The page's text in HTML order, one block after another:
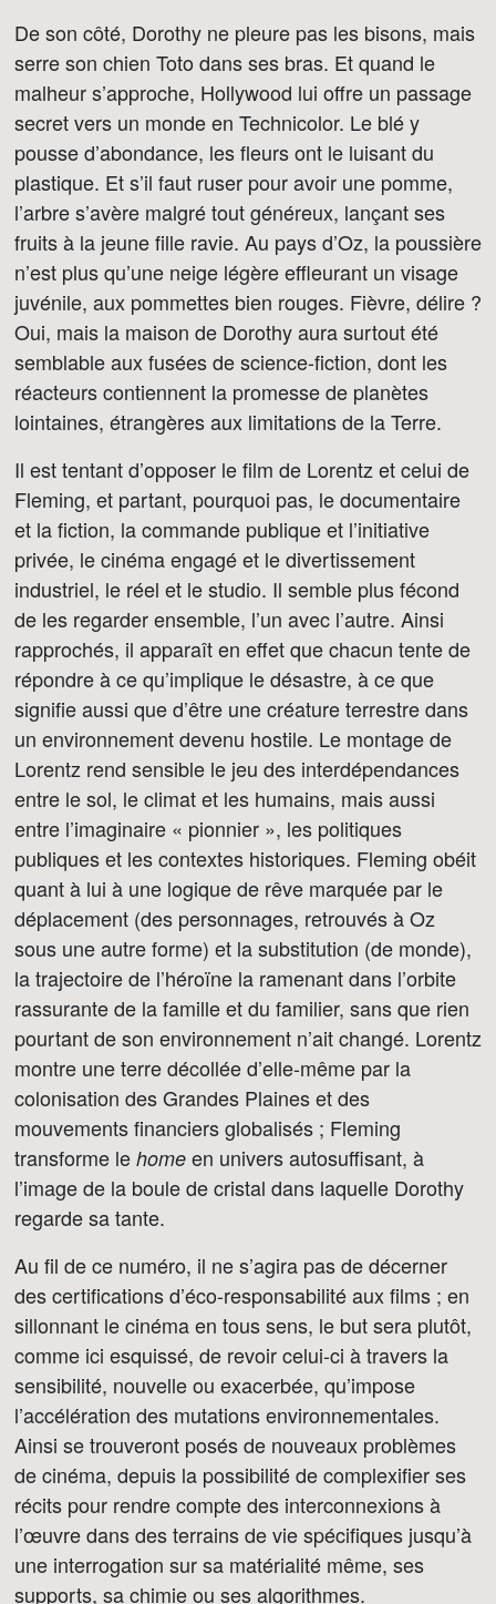
De son côté, Dorothy ne pleure pas les bisons, mais
serre son chien Toto dans ses bras. Et quand le
malheur s’approche, Hollywood lui offre un passage
secret vers un monde en Technicolor. Le blé y
pousse d’abondance, les fleurs ont le luisant du
plastique. Et s’il faut ruser pour avoir une pomme,
l’arbre s’avère malgré tout généreux, lançant ses
fruits à la jeune fille ravie. Au pays d’Oz, la poussière
n’est plus qu’une neige légère effleurant un visage
juvénile, aux pommettes bien rouges. Fièvre, délire ?
Oui, mais la maison de Dorothy aura surtout été
semblable aux fusées de science-fiction, dont les
réacteurs contiennent la promesse de planètes
lointaines, étrangères aux limitations de la Terre.
Il est tentant d’opposer le film de Lorentz et celui de
Fleming, et partant, pourquoi pas, le documentaire
et la fiction, la commande publique et l’initiative
privée, le cinéma engagé et le divertissement
industriel, le réel et le studio. Il semble plus fécond
de les regarder ensemble, l’un avec l’autre. Ainsi
rapprochés, il apparaît en effet que chacun tente de
répondre à ce qu’implique le désastre, à ce que
signifie aussi que d’être une créature terrestre dans
un environnement devenu hostile. Le montage de
Lorentz rend sensible le jeu des interdépendances
entre le sol, le climat et les humains, mais aussi
entre l’imaginaire « pionnier », les politiques
publiques et les contextes historiques. Fleming obéit
quant à lui à une logique de rêve marquée par le
déplacement (des personnages, retrouvés à Oz
sous une autre forme) et la substitution (de monde),
la trajectoire de l’héroïne la ramenant dans l’orbite
rassurante de la famille et du familier, sans que rien
pourtant de son environnement n’ait changé. Lorentz
montre une terre décollée d’elle-même par la
colonisation des Grandes Plaines et des
mouvements financiers globalisés ; Fleming
transforme le home en univers autosuffisant, à
l’image de la boule de cristal dans laquelle Dorothy
regarde sa tante.
Au fil de ce numéro, il ne s’agira pas de décerner
des certifications d’éco-responsabilité aux films ; en
sillonnant le cinéma en tous sens, le but sera plutôt,
comme ici esquissé, de revoir celui-ci à travers la
sensibilité, nouvelle ou exacerbée, qu’impose
l’accélération des mutations environnementales.
Ainsi se trouveront posés de nouveaux problèmes
de cinéma, depuis la possibilité de complexifier ses
récits pour rendre compte des interconnexions à
l’œuvre dans des terrains de vie spécifiques jusqu’à
une interrogation sur sa matérialité même, ses
supports, sa chimie ou ses algorithmes.